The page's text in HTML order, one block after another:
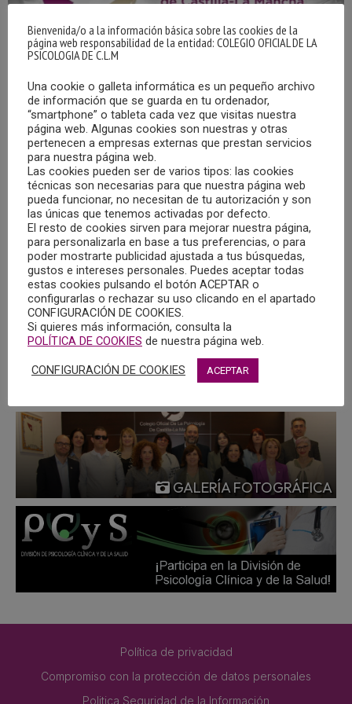
EL COPCLM RENUEVA EL ACUERDO DE
PATROCINIO CON EL CLUB DE RUGBY “A
PALOS” DE CUENCA
14/04/2021
El Colegio Oficial de la Psicología de Castilla-La Mancha ha
renovado el acuerdo de patrocinio con el Club de Rugby “A
palos” de la ciudad de Cuenca, en virtud del cual, la imagen
corporativa del Colegio Oficial de la Psicología de Castilla-
La Mancha aparece impresa en las camisetas del equipo
conquense.
GALERÍA FOTOGRÁFICA
Política de privacidad
Compromiso con la protección de datos personales
Politica Seguridad de la Información
Bienvenida/o a la información básica sobre las cookies de la
página web responsabilidad de la entidad: COLEGIO OFICIAL DE LA
PSICOLOGIA DE C.L.M
Una cookie o galleta informática es un pequeño archivo
de información que se guarda en tu ordenador,
“smartphone” o tableta cada vez que visitas nuestra
página web. Algunas cookies son nuestras y otras
pertenecen a empresas externas que prestan servicios
para nuestra página web.
Las cookies pueden ser de varios tipos: las cookies
técnicas son necesarias para que nuestra página web
pueda funcionar, no necesitan de tu autorización y son
las únicas que tenemos activadas por defecto.
El resto de cookies sirven para mejorar nuestra página,
para personalizarla en base a tus preferencias, o para
poder mostrarte publicidad ajustada a tus búsquedas,
gustos e intereses personales. Puedes aceptar todas
estas cookies pulsando el botón ACEPTAR o
configurarlas o rechazar su uso clicando en el apartado
CONFIGURACIÓN DE COOKIES.
Si quieres más información, consulta la
POLÍTICA DE COOKIES de nuestra página web.
CONFIGURACIÓN DE COOKIES ACEPTAR